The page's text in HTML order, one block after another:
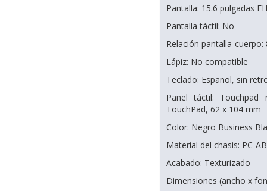
Pantalla: 15.6 pulgadas
Pantalla táctil: No
Relación pantalla-cuerpo:
Lápiz: No compatible
Teclado: Español, sin
Panel táctil:
TouchPad, 62 x 104 mm
Color: Negro Business
Material del chasis: PC-
Acabado: Texturizado
Dimensiones (ancho x